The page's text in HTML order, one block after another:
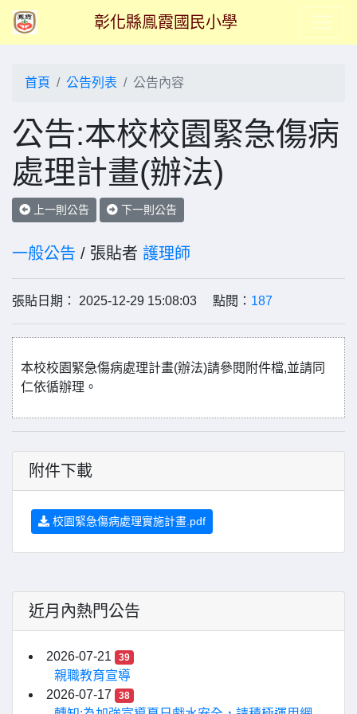
彰化縣鳯霞國民小學
首頁 公告列表 公告內容
公告:本校校園緊急傷病
處理計畫(辦法)
上一則公告 下一則公告
一般公告 / 張貼者 護理師
張貼日期： 2025-12-29 15:08:03 點閱： 187
本校校園緊急傷病處理計畫(辦法)請參閱附件檔,並請同
仁依循辦理。
附件下載
校園緊急傷病處理實施計畫.pdf
近月內熱門公告
2026-07-21 39
親職教育宣導
2026-07-17
38